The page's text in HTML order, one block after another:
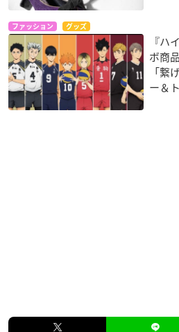
ファッション グッズ
『ハ
ボ商
「繋
ー＆